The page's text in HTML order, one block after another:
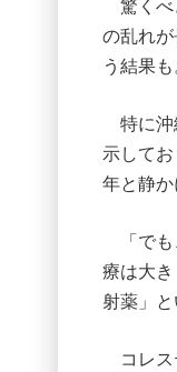
驚くべ
の乱れ
う結果
特に沖
示して
年と静か
「でも
療は大
射薬」と
コレス